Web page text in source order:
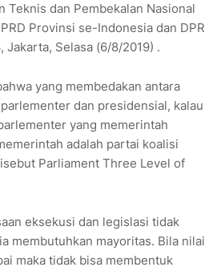
Teknis dan Pembekalan Nasional
Provinsi se-Indonesia dan DPR
Jakarta, Selasa (6/8/2019) .
yang membedakan antara
dan presidensial, kalau
yang memerintah
adalah partai koalisi
Parliament Three Level of
eksekusi dan legislasi tidak
membutuhkan mayoritas. Bila nilai
maka tidak bisa membentuk